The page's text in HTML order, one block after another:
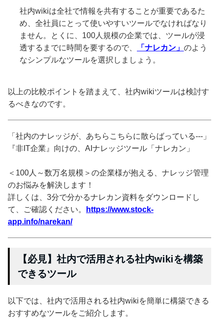
社内wikiは全社で情報を共有することが重要であるた
め、全社員にとって使いやすいツールでなければなり
ません。とくに、100人規模の企業では、ツールが浸
透するまでに時間を要するので、
「ナレカン」 のよう
なシンプルなツールを選択しましょう。
以上の比較ポイントを踏まえて、社内wikiツールは検討す
るべきなのです。
「社内のナレッジが、あちらこちらに散らばっている---」
『非IT企業』向けの、AIナレッジツール「ナレカン」
＜100人～数万名規模＞の企業様が抱える、ナレッジ管理
のお悩みを解決します！
詳しくは、3分で分かるナレカン資料をダウンロードし
て、ご確認ください。
https://www.stock-
app.info/narekan/
【必見】社内で活用される社内wikiを構築
できるツール
以下では、社内で活用される社内wikiを簡単に構築できる
おすすめなツールをご紹介します。